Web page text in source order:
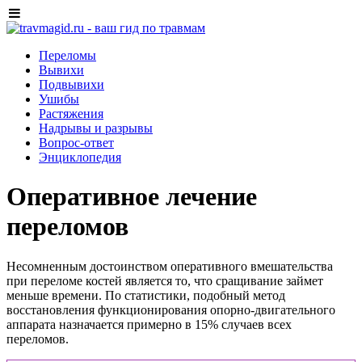
Переломы
Вывихи
Подвывихи
Ушибы
Растяжения
Надрывы и разрывы
Вопрос-ответ
Энциклопедия
Оперативное лечение
переломов
Несомненным достоинством оперативного вмешательства
при переломе костей является то, что сращивание займет
меньше времени. По статистики, подобный метод
восстановления функционирования опорно-двигательного
аппарата назначается примерно в 15% случаев всех
переломов.